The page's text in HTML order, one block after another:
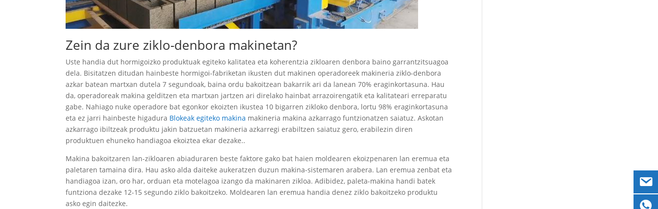
Zein da zure ziklo-denbora makinetan?
Uste handia dut hormigoizko produktuak egiteko kalitatea eta koherentzia zikloaren denbora baino garrantzitsuagoa
dela. Bisitatzen ditudan hainbeste hormigoi-fabriketan ikusten dut makinen operadoreek makineria ziklo-denbora
azkar batean martxan dutela 7 segundoak, baina ordu bakoitzean bakarrik ari da lanean 70% eraginkortasuna. Hau
da, operadoreak makina gelditzen eta martxan jartzen ari direlako hainbat arrazoirengatik eta kalitateari erreparatu
gabe. Nahiago nuke operadore bat egonkor ekoizten ikustea 10 bigarren zikloko denbora, lortu 98% eraginkortasuna
eta ez jarri hainbeste higadura Blokeak egiteko makina makineria makina azkarrago funtzionatzen saiatuz. Askotan
azkarrago ibiltzeak produktu jakin batzuetan makineria azkarregi erabiltzen saiatuz gero, erabilezin diren
produktuen ehuneko handiagoa ekoiztea ekar dezake..
Makina bakoitzaren lan-zikloaren abiaduraren beste faktore gako bat haien moldearen ekoizpenaren lan eremua eta
paletaren tamaina dira. Hau asko alda daiteke aukeratzen duzun makina-sistemaren arabera. Lan eremua zenbat eta
handiagoa izan, oro har, orduan eta motelagoa izango da makinaren zikloa. Adibidez, paleta-makina handi batek
funtziona dezake 12-15 segundo ziklo bakoitzeko. Moldearen lan eremua handia denez ziklo bakoitzeko produktu
asko egin daitezke.